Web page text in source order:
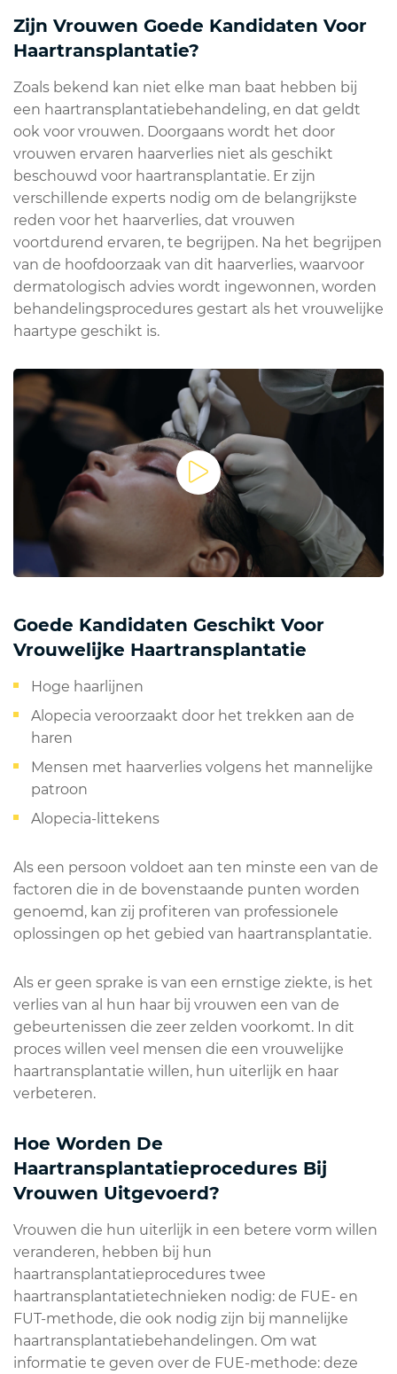
Zijn Vrouwen Goede Kandidaten Voor
Haartransplantatie?
Zoals bekend kan niet elke man baat hebben bij
een haartransplantatiebehandeling, en dat geldt
ook voor vrouwen. Doorgaans wordt het door
vrouwen ervaren haarverlies niet als geschikt
beschouwd voor haartransplantatie. Er zijn
verschillende experts nodig om de belangrijkste
reden voor het haarverlies, dat vrouwen
voortdurend ervaren, te begrijpen. Na het begrijpen
van de hoofdoorzaak van dit haarverlies, waarvoor
dermatologisch advies wordt ingewonnen, worden
behandelingsprocedures gestart als het vrouwelijke
haartype geschikt is.
Goede Kandidaten Geschikt Voor
Vrouwelijke Haartransplantatie
Hoge haarlijnen
Alopecia veroorzaakt door het trekken aan de
haren
Mensen met haarverlies volgens het mannelijke
patroon
Alopecia-littekens
Als een persoon voldoet aan ten minste een van de
factoren die in de bovenstaande punten worden
genoemd, kan zij profiteren van professionele
oplossingen op het gebied van haartransplantatie.
Als er geen sprake is van een ernstige ziekte, is het
verlies van al hun haar bij vrouwen een van de
gebeurtenissen die zeer zelden voorkomt. In dit
proces willen veel mensen die een vrouwelijke
haartransplantatie willen, hun uiterlijk en haar
verbeteren.
Hoe Worden De
Haartransplantatieprocedures Bij
Vrouwen Uitgevoerd?
Vrouwen die hun uiterlijk in een betere vorm willen
veranderen, hebben bij hun
haartransplantatieprocedures twee
haartransplantatietechnieken nodig: de FUE- en
FUT-methode, die ook nodig zijn bij mannelijke
haartransplantatiebehandelingen. Om wat
informatie te geven over de FUE-methode: deze